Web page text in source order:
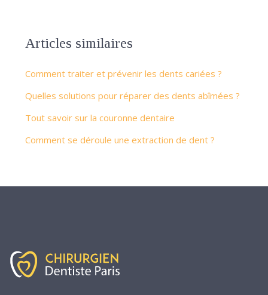
Articles similaires
Comment traiter et prévenir les dents cariées ?
Quelles solutions pour réparer des dents abîmées ?
Tout savoir sur la couronne dentaire
Comment se déroule une extraction de dent ?